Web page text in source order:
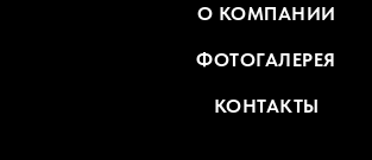
О КОМПАНИИ
ФОТОГАЛЕРЕЯ
КОНТАКТЫ